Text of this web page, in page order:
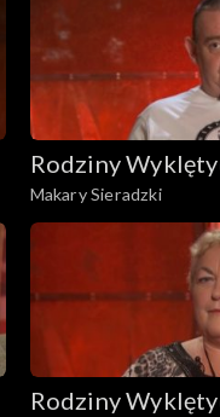
Rodziny
głos
Makary Sieradzki
Rodziny